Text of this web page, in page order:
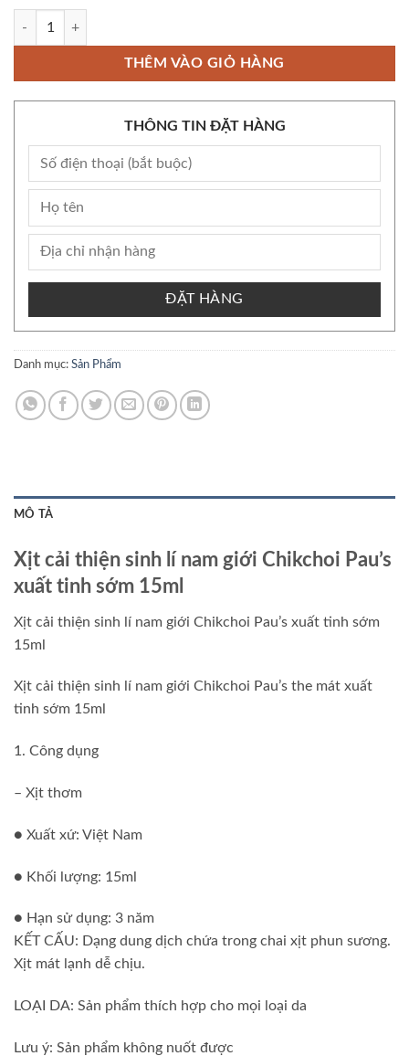
Xịt cải thiện sinh lí nam giới Chikchoi Pau's xuất tinh sớm 15ml số
THÊM VÀO GIỎ HÀNG
THÔNG TIN ĐẶT HÀNG
ĐẶT HÀNG
Danh mục: Sản Phẩm
MÔ TẢ
Xịt cải thiện sinh lí nam giới Chikchoi Pau’s
xuất tinh sớm 15ml
Xịt cải thiện sinh lí nam giới Chikchoi Pau’s xuất tinh sớm
15ml
Xịt cải thiện sinh lí nam giới Chikchoi Pau’s the mát xuất
tinh sớm 15ml
1. Công dụng
– Xịt thơm
● Xuất xứ: Việt Nam
● Khối lượng: 15ml
● Hạn sử dụng: 3 năm
KẾT CẤU: Dạng dung dịch chứa trong chai xịt phun sương.
Xịt mát lạnh dễ chịu.
LOẠI DA: Sản phẩm thích hợp cho mọi loại da
Lưu ý: Sản phẩm không nuốt được